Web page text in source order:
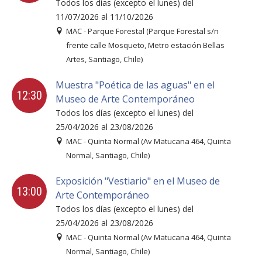
Todos los días (excepto el lunes) del
11/07/2026 al 11/10/2026
MAC - Parque Forestal (Parque Forestal s/n
frente calle Mosqueto, Metro estación Bellas
Artes, Santiago, Chile)
12:30
Muestra "Poética de las aguas" en el
Museo de Arte Contemporáneo
Todos los días (excepto el lunes) del
25/04/2026 al 23/08/2026
MAC - Quinta Normal (Av Matucana 464, Quinta
Normal, Santiago, Chile)
13:00
Exposición "Vestiario" en el Museo de
Arte Contemporáneo
Todos los días (excepto el lunes) del
25/04/2026 al 23/08/2026
MAC - Quinta Normal (Av Matucana 464, Quinta
Normal, Santiago, Chile)